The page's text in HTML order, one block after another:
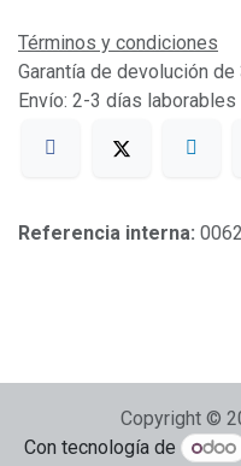
Términos y condiciones
Garantía de devolución de
Envío: 2-3 días laborables
Referencia interna: 0062
Copyright ©
Con tecnología de